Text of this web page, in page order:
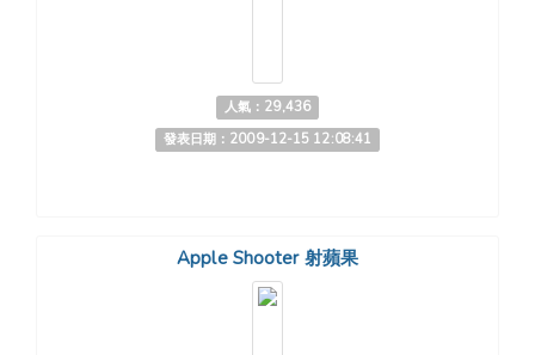
人氣：29,436
發表日期：2009-12-15 12:08:41
Apple Shooter 射蘋果